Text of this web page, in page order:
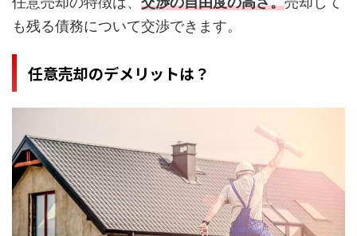
も残る債務について交渉できます。
任意売却のデメリットは？